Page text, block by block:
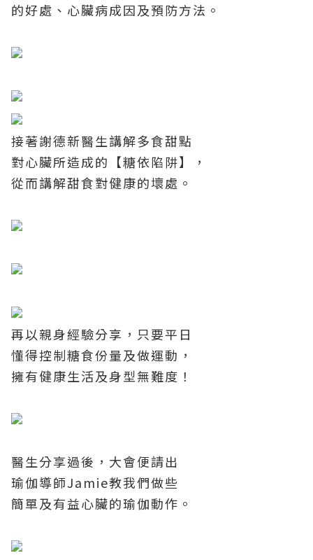
的好處、心臟病成因及預防方法。
接著謝德新醫生講解多食甜點
對心臟所造成的【糖依陷阱】，
從而講解甜食對健康的壞處。
再以親身經驗分享，只要平日
懂得控制糖食份量及做運動，
擁有健康生活及身型無難度！
醫生分享過後，大會便請出
瑜伽導師Jamie教我們做些
簡單及有益心臟的瑜伽動作。